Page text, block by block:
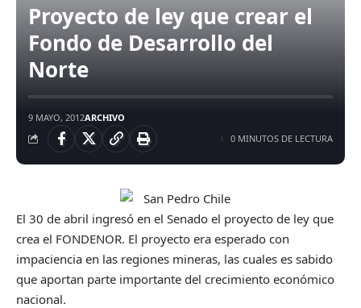
Proyecto de ley que crear el
Fondo de Desarrollo del
Norte
9 MAYO, 2012ARCHIVO
0 MINUTOS DE LECTURA
El 30 de abril ingresó en el Senado el proyecto de ley que
crea el FONDENOR. El proyecto era esperado con
impaciencia en las regiones mineras, las cuales es sabido
que aportan parte importante del crecimiento económico
nacional.